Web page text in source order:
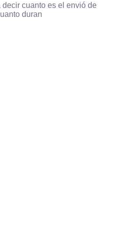
cuanto es el envió de
duran